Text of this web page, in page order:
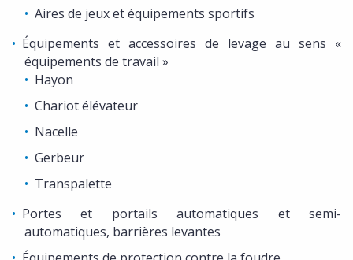
Aires de jeux et équipements sportifs
Équipements et accessoires de levage au sens «
équipements de travail »
Hayon
Chariot élévateur
Nacelle
Gerbeur
Transpalette
Portes et portails automatiques et semi-
automatiques, barrières levantes